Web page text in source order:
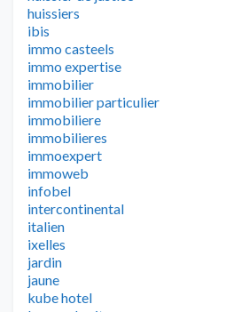
huissiers
ibis
immo casteels
immo expertise
immobilier
immobilier particulier
immobiliere
immobilieres
immoexpert
immoweb
infobel
intercontinental
italien
ixelles
jardin
jaune
kube hotel